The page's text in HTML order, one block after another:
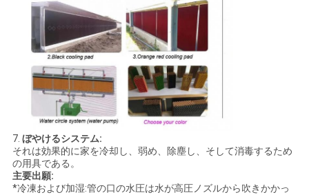
7. ぼやけるシステム:
それは効果的に家を冷却し、弱め、除塵し、そして消毒するため
の用具である。
主要出願:
*冷凍および加湿:管の口の水圧は水が高圧ノズルから吹きかかっ